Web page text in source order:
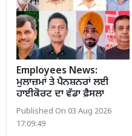
Employees News:
ਮੁਲਾਜ਼ਮਾਂ ਤੇ ਪੈਨਸ਼ਨਰਾਂ ਲਈ
ਹਾਈਕੋਰਟ ਦਾ ਵੱਡਾ ਫ਼ੈਸਲਾ
Published On 03 Aug 2026
17:09:49